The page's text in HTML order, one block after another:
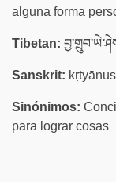
alguna forma
Tibetan:
Sanskrit:
Sinónimos:
para lograr cosas